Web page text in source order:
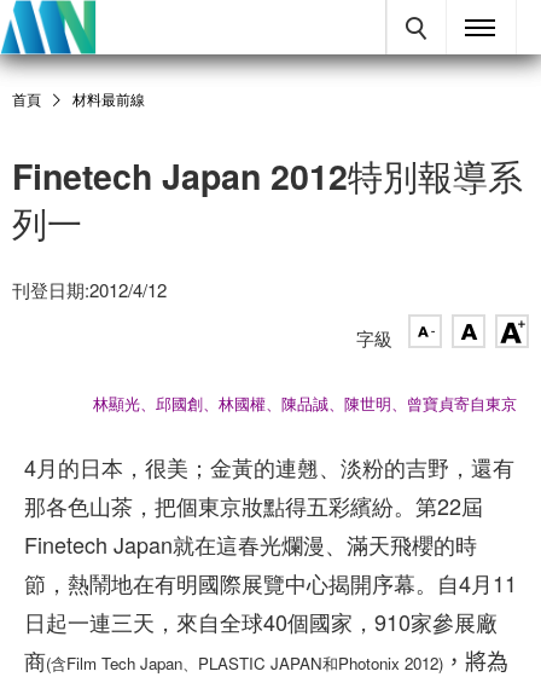
首頁 材料最前線
Finetech Japan 2012特別報導系
列一
刊登日期:2012/4/12
字級
林顯光、邱國創、林國權、陳品誠、陳世明、曾寶貞寄自東京
4月的日本，很美；金黃的連翹、淡粉的吉野，還有
那各色山茶，把個東京妝點得五彩繽紛。第22屆
Finetech Japan就在這春光爛漫、滿天飛櫻的時
節，熱鬧地在有明國際展覽中心揭開序幕。自4月11
日起一連三天，來自全球40個國家，910家參展廠
商(含Film Tech Japan、PLASTIC JAPAN和Photonix 2012) ，將為